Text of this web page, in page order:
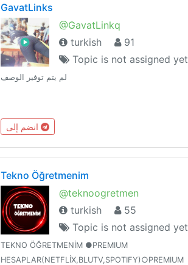
GavatLinks
@GavatLinkq
turkish
91
Topic is not assigned yet
لم يتم توفير الوصف
Tekno Öğretmenim
@teknoogretmen
turkish
55
Topic is not assigned yet
TEKNO ÖĞRETMENİM ●PREMIUM
HESAPLAR(NETFLİX,BLUTV,SPOTIFY)○PREMIUM